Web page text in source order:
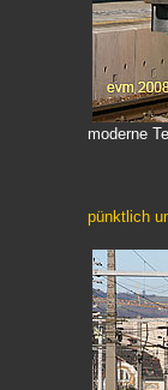
moderne
pünktlich